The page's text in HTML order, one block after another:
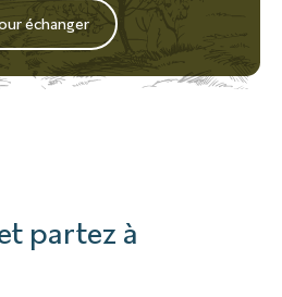
échanger
partez à